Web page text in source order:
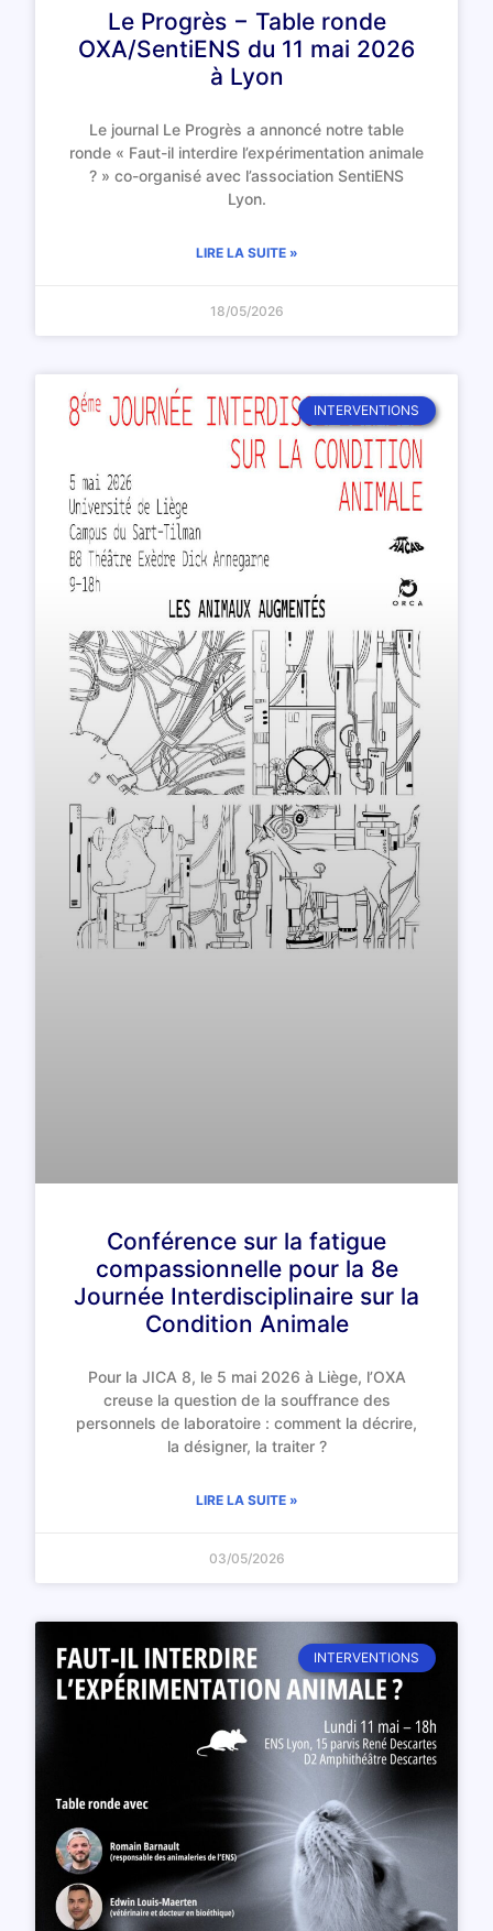
Le Progrès − Table ronde
OXA/SentiENS du 11 mai 2026
à Lyon
Le journal Le Progrès a annoncé notre table
ronde « Faut-il interdire l’expérimentation animale
? » co-organisé avec l’association SentiENS
Lyon.
LIRE LA SUITE »
18/05/2026
INTERVENTIONS
Conférence sur la fatigue
compassionnelle pour la 8e
Journée Interdisciplinaire sur la
Condition Animale
Pour la JICA 8, le 5 mai 2026 à Liège, l’OXA
creuse la question de la souffrance des
personnels de laboratoire : comment la décrire,
la désigner, la traiter ?
LIRE LA SUITE »
03/05/2026
INTERVENTIONS